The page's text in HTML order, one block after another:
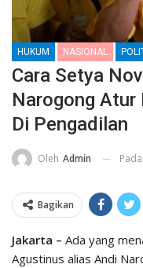
HUKUM NASIONAL
Cara Setya
Narogong Atur
Di Pengadilan
Oleh Admin Pada
Bagikan
Jakarta – Ada yang
Agustinus alias Andi